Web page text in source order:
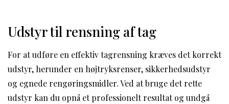
Udstyr til rensning af tag
For at udføre en effektiv tagrensning kræves det korrekt
udstyr, herunder en højtryksrenser, sikkerhedsudstyr
og egnede rengøringsmidler. Ved at bruge det rette
udstyr kan du opnå et professionelt resultat og undgå